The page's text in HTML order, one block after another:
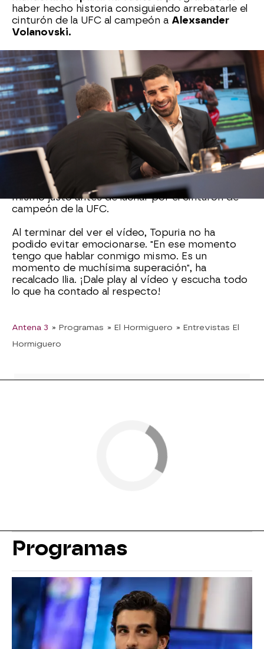
haber hecho historia consiguiendo arrebatarle el
cinturón de la UFC al campeón a Alexsander
Volanovski.
Ilia Topuria
ha recordado cómo vivió el día en el
que se convirtió campeón del mundo. El luchador
ha asegurado que, a pesar de los nervios y del
miedo, sintió tranquilidad y confió en todo
momento en lo mucho que había trabajado para
cumplir su sueño.
Pablo Motos
ha dado paso a las imágenes
previas a la gran pelea de
Ilia Topuria. "Dios está
conmigo. Él me hizo, fuerte y trabajador", son
algunas de las frases que el deportista de dijo así
mismo justo antes de luchar por el cinturón de
campeón de la UFC.
Al terminar del ver el vídeo, Topuria no ha
podido evitar emocionarse. "En ese momento
tengo que hablar conmigo mismo. Es un
momento de muchísima superación", ha
recalcado Ilia. ¡Dale play al vídeo y escucha todo
lo que ha contado al respecto!
Antena 3 » Programas » El Hormiguero » Entrevistas El
Hormiguero
Programas